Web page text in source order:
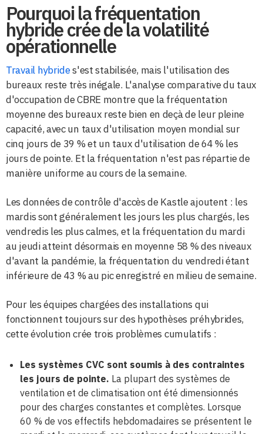
Pourquoi la fréquentation
hybride crée de la volatilité
opérationnelle
Travail hybrides'est stabilisée, mais l'utilisation des
bureaux reste très inégale. L'analyse comparative du taux
d'occupation de CBRE montre que la fréquentation
moyenne des bureaux reste bien en deçà de leur pleine
capacité, avec un taux d'utilisation moyen mondial sur
cinq jours de 39 % et un taux d'utilisation de 64 % les
jours de pointe. Et la fréquentation n'est pas répartie de
manière uniforme au cours de la semaine.
Les données de contrôle d'accès de Kastle ajoutent : les
mardis sont généralement les jours les plus chargés, les
vendredis les plus calmes, et la fréquentation du mardi
au jeudi atteint désormais en moyenne 58 % des niveaux
d'avant la pandémie, la fréquentation du vendredi étant
inférieure de 43 % au pic enregistré en milieu de semaine.
Pour les équipes chargées des installations qui
fonctionnent toujours sur des hypothèses préhybrides,
cette évolution crée trois problèmes cumulatifs :
Les systèmes CVC sont soumis à des contraintes
les jours de pointe. La plupart des systèmes de
ventilation et de climatisation ont été dimensionnés
pour des charges constantes et complètes. Lorsque
60 % de vos effectifs hebdomadaires se présentent le